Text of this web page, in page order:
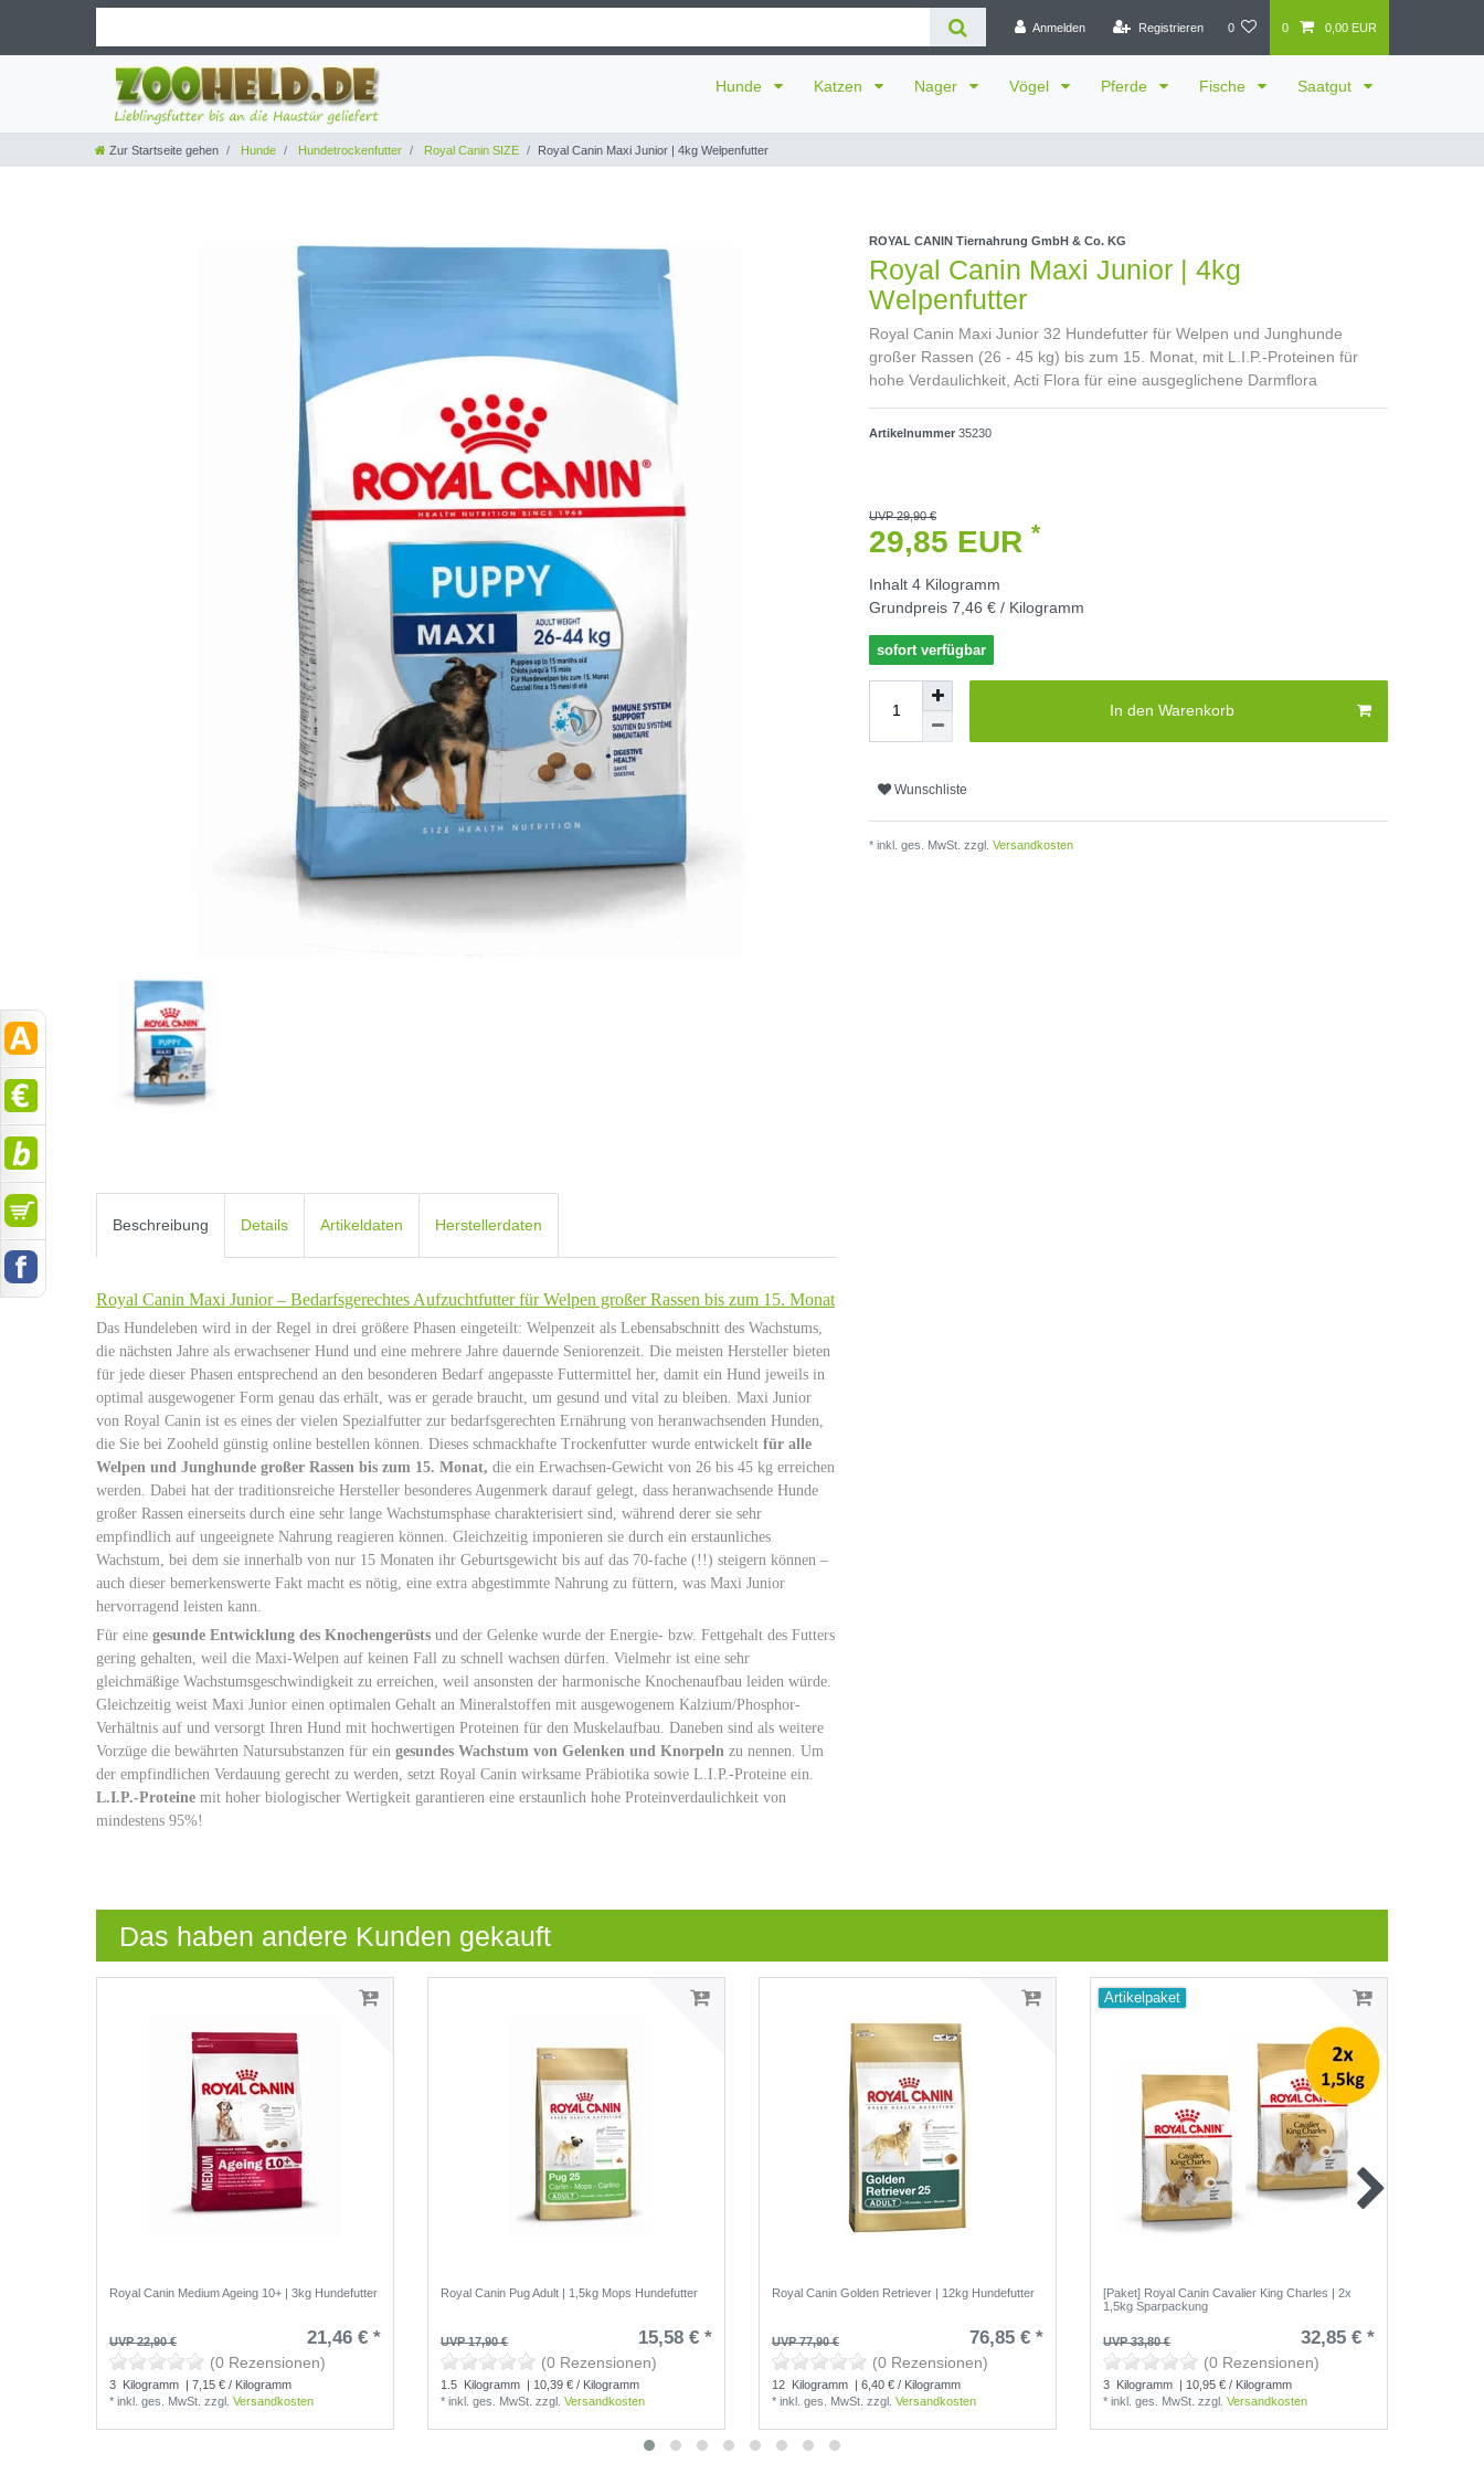
Anmelden Registrieren 0 0 0,00 EUR
Hunde Katzen Nager Vögel Pferde Fische Saatgut
Zur Startseite gehen Hunde Hundetrockenfutter Royal Canin SIZE Royal Canin Maxi Junior | 4kg Welpenfutter
ROYAL CANIN Tiernahrung GmbH & Co. KG
Royal Canin Maxi Junior | 4kg
Welpenfutter
Royal Canin Maxi Junior 32 Hundefutter für Welpen und Junghunde
großer Rassen (26 - 45 kg) bis zum 15. Monat, mit L.I.P.-Proteinen für
hohe Verdaulichkeit, Acti Flora für eine ausgeglichene Darmflora
Artikelnummer 35230
UVP 29,90 €
29,85 EUR *
Inhalt 4 Kilogramm
Grundpreis 7,46 € / Kilogramm
sofort verfügbar
In den Warenkorb
Wunschliste
* inkl. ges. MwSt. zzgl. Versandkosten
Beschreibung Details Artikeldaten Herstellerdaten
Royal Canin Maxi Junior – Bedarfsgerechtes Aufzuchtfutter für Welpen großer Rassen bis zum 15. Monat
Das Hundeleben wird in der Regel in drei größere Phasen eingeteilt: Welpenzeit als Lebensabschnitt des Wachstums,
die nächsten Jahre als erwachsener Hund und eine mehrere Jahre dauernde Seniorenzeit. Die meisten Hersteller bieten
für jede dieser Phasen entsprechend an den besonderen Bedarf angepasste Futtermittel her, damit ein Hund jeweils in
optimal ausgewogener Form genau das erhält, was er gerade braucht, um gesund und vital zu bleiben. Maxi Junior
von Royal Canin ist es eines der vielen Spezialfutter zur bedarfsgerechten Ernährung von heranwachsenden Hunden,
die Sie bei Zooheld günstig online bestellen können. Dieses schmackhafte Trockenfutter wurde entwickelt für alle
Welpen und Junghunde großer Rassen bis zum 15. Monat, die ein Erwachsen-Gewicht von 26 bis 45 kg erreichen
werden. Dabei hat der traditionsreiche Hersteller besonderes Augenmerk darauf gelegt, dass heranwachsende Hunde
großer Rassen einerseits durch eine sehr lange Wachstumsphase charakterisiert sind, während derer sie sehr
empfindlich auf ungeeignete Nahrung reagieren können. Gleichzeitig imponieren sie durch ein erstaunliches
Wachstum, bei dem sie innerhalb von nur 15 Monaten ihr Geburtsgewicht bis auf das 70-fache (!!) steigern können –
auch dieser bemerkenswerte Fakt macht es nötig, eine extra abgestimmte Nahrung zu füttern, was Maxi Junior
hervorragend leisten kann.
Für eine gesunde Entwicklung des Knochengerüsts und der Gelenke wurde der Energie- bzw. Fettgehalt des Futters
gering gehalten, weil die Maxi-Welpen auf keinen Fall zu schnell wachsen dürfen. Vielmehr ist eine sehr
gleichmäßige Wachstumsgeschwindigkeit zu erreichen, weil ansonsten der harmonische Knochenaufbau leiden würde.
Gleichzeitig weist Maxi Junior einen optimalen Gehalt an Mineralstoffen mit ausgewogenem Kalzium/Phosphor-
Verhältnis auf und versorgt Ihren Hund mit hochwertigen Proteinen für den Muskelaufbau. Daneben sind als weitere
Vorzüge die bewährten Natursubstanzen für ein gesundes Wachstum von Gelenken und Knorpeln zu nennen. Um
der empfindlichen Verdauung gerecht zu werden, setzt Royal Canin wirksame Präbiotika sowie L.I.P.-Proteine ein.
L.I.P.-Proteine mit hoher biologischer Wertigkeit garantieren eine erstaunlich hohe Proteinverdaulichkeit von
mindestens 95%!
Das haben andere Kunden gekauft
Royal Canin Medium Ageing 10+ | 3kg Hundefutter
UVP 22,90 € 21,46 € *
(0 Rezensionen)
3 Kilogramm | 7,15 € / Kilogramm
*inkl. ges. MwSt. zzgl.Versandkosten
Royal Canin Pug Adult | 1,5kg Mops Hundefutter
UVP 17,90 € 15,58 € *
(0 Rezensionen)
1.5 Kilogramm | 10,39 € / Kilogramm
*inkl. ges. MwSt. zzgl.Versandkosten
Royal Canin Golden Retriever | 12kg Hundefutter
UVP 77,90 € 76,85 € *
(0 Rezensionen)
12 Kilogramm | 6,40 € / Kilogramm
*inkl. ges. MwSt. zzgl.Versandkosten
Artikelpaket
[Paket] Royal Canin Cavalier King Charles | 2x
1,5kg Sparpackung
UVP 33,80 € 32,85 € *
(0 Rezensionen)
3 Kilogramm | 10,95 € / Kilogramm
*inkl. ges. MwSt. zzgl.Versandkosten